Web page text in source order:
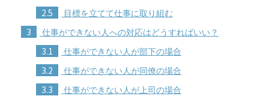
2.5 目標を立てて仕事に取り組む
3 仕事ができない人への対応はどうすればいい？
3.1 仕事ができない人が部下の場合
3.2 仕事ができない人が同僚の場合
3.3 仕事ができない人が上司の場合